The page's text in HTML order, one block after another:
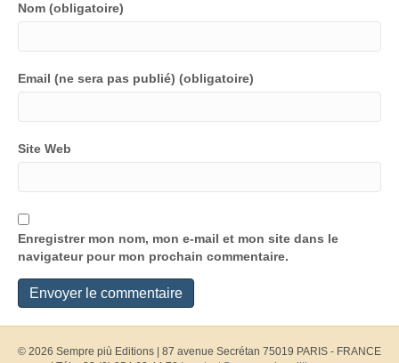
Nom (obligatoire)
Email (ne sera pas publié) (obligatoire)
Site Web
Enregistrer mon nom, mon e-mail et mon site dans le
navigateur pour mon prochain commentaire.
© 2026 Sempre più Editions
87 avenue Secrétan 75019 PARIS - FRANCE